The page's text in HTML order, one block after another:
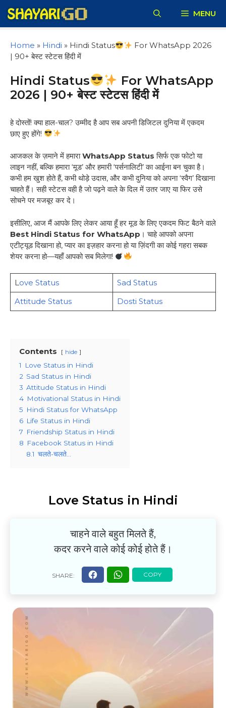
to
content
MENU
Home » Hindi » Hindi Status
For WhatsApp 2026
| 90+ बेस्ट स्टेटस हिंदी में
Hindi Status
For WhatsApp
2026 | 90+ बेस्ट स्टेटस हिंदी में
हे दोस्तों! क्या हाल-चाल? उम्मीद है आप सब अपनी डिजिटल दुनिया में एकदम
छाए हुए होंगे!
आजकल के ज़माने में हमाराWhatsApp Status सिर्फ एक फोटो या
लाइन नहीं, बल्कि हमारा ‘मूड’ और हमारी ‘पर्सनालिटी’ का आईना बन चुका है।
कभी हम खुश होते हैं, कभी थोड़े उदास, और कभी दुनिया को अपना ‘स्वैग’ दिखाना
चाहते हैं। सही स्टेटस वही है जो पढ़ने वाले के दिल में उतर जाए या फिर उसे
सोचने पर मजबूर कर दे।
इसीलिए, आज मैं आपके लिए लेकर आया हूँ हर मूड के लिए एकदम फिट बैठने वाले
Best Hindi Status for WhatsApp । चाहे आपको अपना
एटीट्यूड दिखाना हो, प्यार का इज़हार करना हो या ज़िंदगी का कोई गहरा सबक
शेयर करना हो—यहाँ आपको सब मिलेगा!
Love Status
Sad Status
Attitude Status
Dosti Status
Contents hide
1
Love Status in Hindi
2 Sad Status in Hindi
3 Attitude Status in Hindi
4 Motivational Status in Hindi
5 Hindi Status for WhatsApp
6 Life Status in Hindi
7 Friendship Status in Hindi
8 Facebook Status in Hindi
8.1 चलते-चलते…
Love Status in Hindi
चाहने वाले बहुत मिलते हैं,
कदर करने वाले कोई कोई होते हैं।